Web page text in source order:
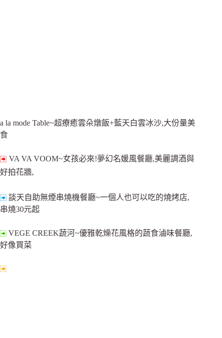
a la mode Table~超療癒雲朵燉飯+藍天白雲冰沙,大份量美
食
VA VA VOOM~女孩必來!夢幻名媛風餐廳,美麗調酒與
好拍花牆,
談天自助無煙串燒機餐廳~一個人也可以吃的燒烤店,
串燒30元起
VEGE CREEK蔬河~優雅乾燥花風格的蔬食滷味餐廳,
好像買菜